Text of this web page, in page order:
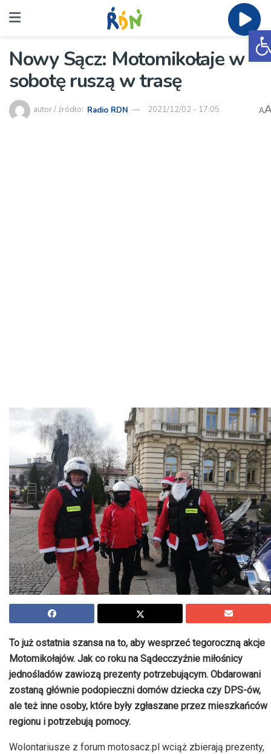
Nowy Sącz: Motomikołaje w
sobotę ruszą w trasę
autor / źródło: Radio RDN 2021/12/02 - 17:05 A
To już ostatnia szansa na to, aby wesprzeć tegoroczną akcje
Motomikołajów. Jak co roku na Sądecczyźnie miłośnicy
jednośladów zawiozą prezenty potrzebującym. Obdarowani
zostaną głównie podopieczni domów dziecka czy DPS-ów,
ale też inne osoby, które były zgłaszane przez mieszkańców
regionu i potrzebują pomocy.
Wolontariusze z forum motosacz.pl wciąż zbierają prezenty,